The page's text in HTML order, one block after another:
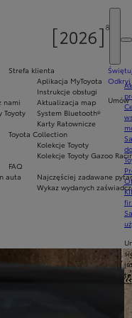
nami
Toyoty
auta
Strefa klienta
Aplikacja MyToyota
Instrukcje obsługi
Aktualizacja map
System Bluetooth®
Karty Ratownicze
Toyota Collection
Kolekcje Toyoty
Kolekcje Toyoty Gazoo
FAQ
Najczęściej zadawane
Wykaz wydanych